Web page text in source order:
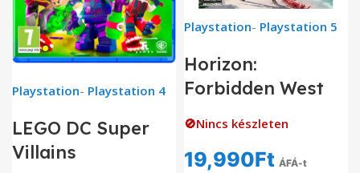
Playstation- Playstation 4
LEGO DC Super
Villains
Playstation- Playstation 5
Horizon:
Forbidden West
🚫Nincs készleten
19,990Ft ÁFÁ-t